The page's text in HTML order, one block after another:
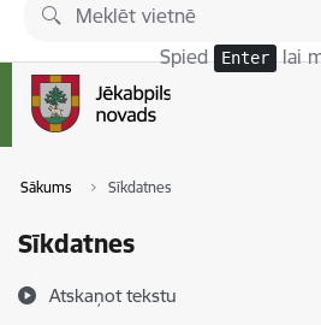
Pāriet uz lapas saturu
Spied Enter lai
Sākums Sīkdatnes
Sīkdatnes
Atskaņot tekstu